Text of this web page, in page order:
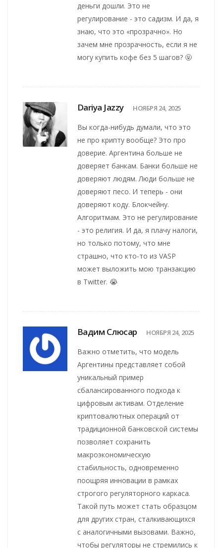
деньги дошли. Это не
регулирование - это садизм. И да, я
знаю, что это «прозрачно». Но
зачем мне прозрачность, если я не
могу купить кофе без 5 шагов? 🤬
Dariya Jazzy НОЯБРЯ 24, 2025
Вы когда-нибудь думали, что это
не про крипту вообще? Это про
доверие. Аргентина больше не
доверяет банкам. Банки больше не
доверяют людям. Люди больше не
доверяют песо. И теперь - они
доверяют коду. Блокчейну.
Алгоритмам. Это не регулирование
- это религия. И да, я плачу налоги,
но только потому, что мне
страшно, что кто-то из VASP
может выложить мою транзакцию
в Twitter. 😭
Вадим Слюсар НОЯБРЯ 24, 2025
Важно отметить, что модель
Аргентины представляет собой
уникальный пример
сбалансированного подхода к
цифровым активам. Отделение
криптовалютных операций от
традиционной банковской системы
позволяет сохранить
макроэкономическую
стабильность, одновременно
поощряя инновации в рамках
строгого регуляторного каркаса.
Такой путь может стать образцом
для других стран, сталкивающихся
с аналогичными вызовами. Важно,
чтобы регуляторы не стремились к